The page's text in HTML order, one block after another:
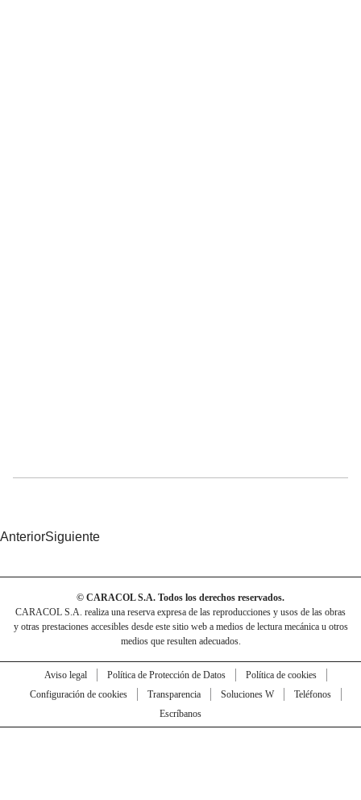
AnteriorSiguiente
© CARACOL S.A. Todos los derechos reservados.
CARACOL S.A. realiza una reserva expresa de las reproducciones y usos de las obras
y otras prestaciones accesibles desde este sitio web a medios de lectura mecánica u otros
medios que resulten adecuados.
Aviso legal Política de Protección de Datos
Política de cookies
Configuración de cookies
Transparencia Soluciones W
Teléfonos
Escríbanos